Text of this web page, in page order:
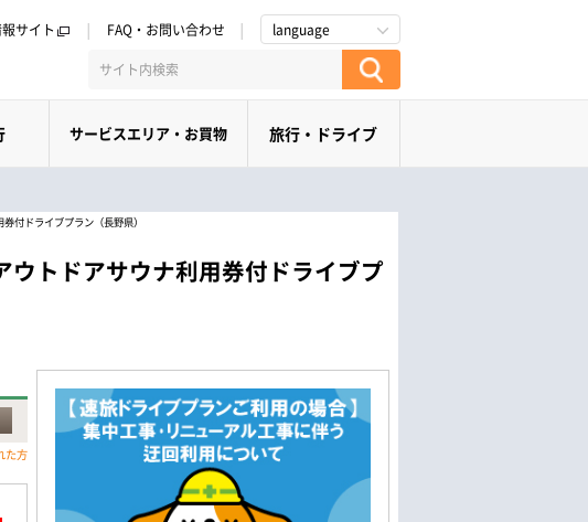
サイト FAQ・お問い合わせ language
サービスエリア・お買物 旅行・ドライブ
付ドライブプラン（長野県）
ウトドアサウナ利用券付ドライブプ
た方